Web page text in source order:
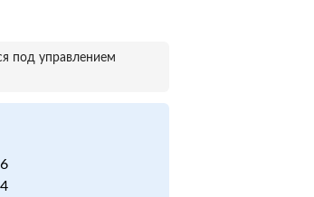
под управлением